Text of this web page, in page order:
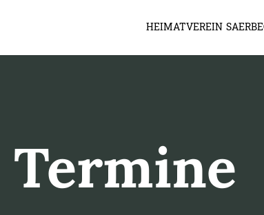
HEIMATVEREIN
Termine